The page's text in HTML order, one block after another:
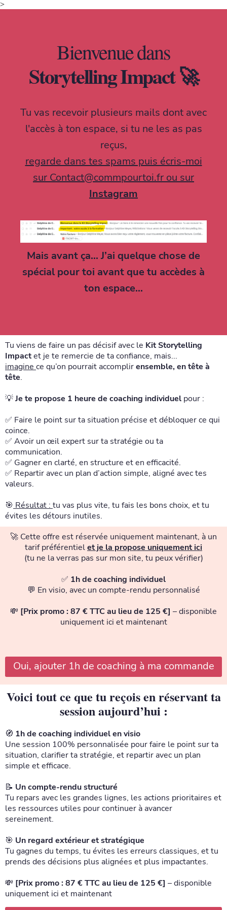
>
Bienvenue dans
Storytelling Impact 🚀
Tu vas recevoir plusieurs mails dont avec
l'accès à ton espace, si tu ne les as pas
reçus,
regarde dans tes spams puis écris-moi
sur Contact@commpourtoi.fr ou sur
Instagram
Mais avant ça... J’ai quelque chose de
spécial pour toi avant que tu accèdes à
ton espace…
Tu viens de faire un pas décisif avec le Kit Storytelling
Impactet je te remercie de ta confiance, mais...
imagine ce qu’on pourrait accomplirensemble, en tête à
tête.
💡Je te propose 1 heure de coaching individuel pour :
✅ Faire le point sur ta situation précise et débloquer ce qui
coince.
✅ Avoir un œil expert sur ta stratégie ou ta
communication.
✅ Gagner en clarté, en structure et en efficacité.
✅ Repartir avec un plan d’action simple, aligné avec tes
valeurs.
🎯 Résultat : tu vas plus vite, tu fais les bons choix, et tu
évites les détours inutiles.
🚀 Cette offre est réservée uniquement maintenant, à un
tarif préférentielet je la propose uniquement ici
(tu ne la verras pas sur mon site, tu peux vérifier)
✅ 1h de coaching individuel
💬 En visio, avec un compte-rendu personnalisé
💸 [Prix promo : 87 € TTC au lieu de 125 €] – disponible
uniquement ici et maintenant
Oui, ajouter 1h de coaching à ma commande
Voici tout ce que tu reçois en réservant ta
session aujourd’hui :
🧭 1h de coaching individuel en visio
Une session 100% personnalisée pour faire le point sur ta
situation, clarifier ta stratégie, et repartir avec un plan
simple et efficace.
📝 Un compte-rendu structuré
Tu repars avec les grandes lignes, les actions prioritaires et
les ressources utiles pour continuer à avancer
sereinement.
🎯 Un regard extérieur et stratégique
Tu gagnes du temps, tu évites les erreurs classiques, et tu
prends des décisions plus alignées et plus impactantes.
💸 [Prix promo : 87 € TTC au lieu de 125 €] – disponible
uniquement ici et maintenant